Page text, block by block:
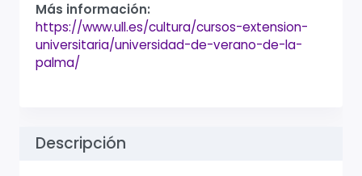
Más información:
https://www.ull.es/cultura/cursos-extension-
universitaria/universidad-de-verano-de-la-
palma/
Descripción